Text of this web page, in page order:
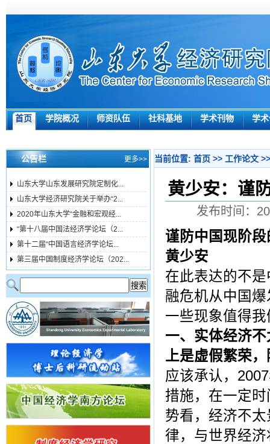
首页 学院概况 师资队伍 社科基地 学术刊物 学
公告栏 更多>>
山东大学山东发展研究院定制化...
山东大学经济研究院关于举办“2...
2020年山东大学“金融和宏观经...
“第十八届中国法经济学论坛（2...
第十二届“中国语言经济学论坛...
第三届中国制度经济学论坛（202...
当前位置: 首页 >> 工作论文
黄少安：谨
发布时间：
谨防中国现阶
黄少安
在此表达的不
融危机从中国
一些现象值得
一、实体经济
上是虚假繁荣
应该承认，
措施，在一定
势看，经济不
律，与世界经